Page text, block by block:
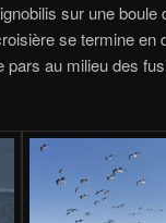
sur une
se termine en
pars au milieu des